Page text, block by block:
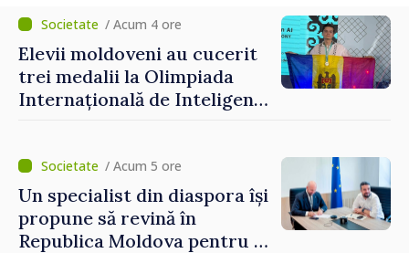
dăm o șansă localităților să se dezvolte”
/ Acum 4 ore
Elevii moldoveni au cucerit
trei medalii la Olimpiada
Internațională de Inteligență
/ Acum 5 ore
Un specialist din diaspora își
propune să revină în
Republica Moldova pentru a